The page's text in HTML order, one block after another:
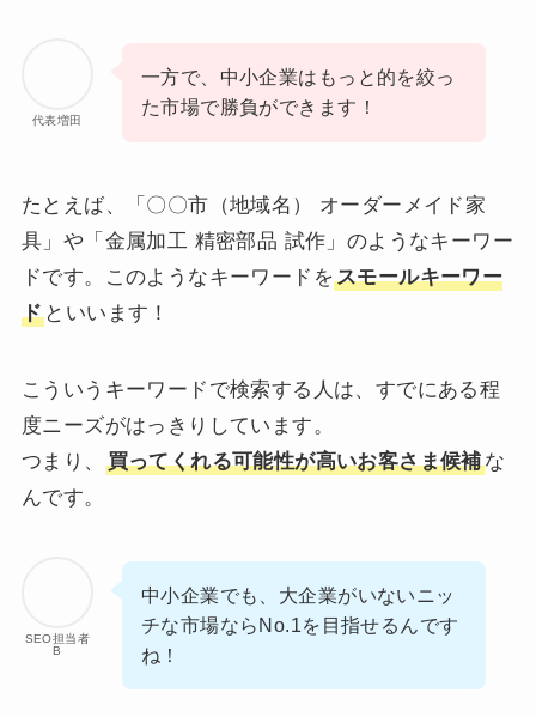
代表増田
一方で、中小企業はもっと的を絞っ
た市場で勝負ができます！
たとえば、「〇〇市（地域名） オーダーメイド家
具」や「金属加工 精密部品 試作」のようなキーワー
ドです。このようなキーワードをスモールキーワー
ド といいます！
こういうキーワードで検索する人は、すでにある程
度ニーズがはっきりしています。
つまり、
買ってくれる可能性が高いお客さま候補な
んです。
SEO担当者
B
中小企業でも、大企業がいないニッ
チな市場ならNo.1を目指せるんです
ね！